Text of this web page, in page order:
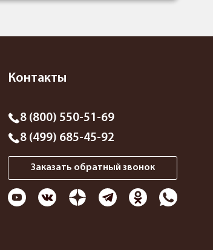
Контакты
8 (800) 550-51-69
8 (499) 685-45-92
Заказать обратный звонок